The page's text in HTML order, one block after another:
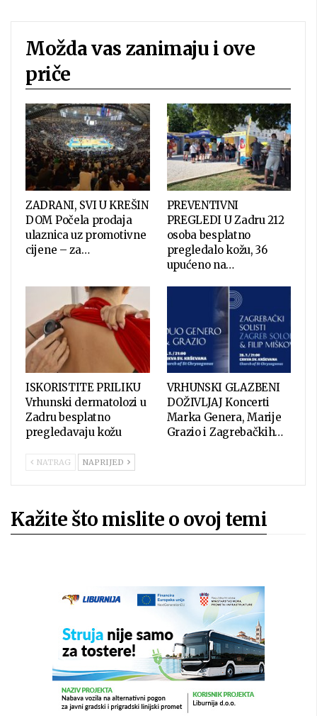
Možda vas zanimaju i ove
priče
ZADRANI, SVI U KREŠIN
DOM Počela prodaja
ulaznica uz promotivne
cijene – za…
PREVENTIVNI
PREGLEDI U Zadru 212
osoba besplatno
pregledalo kožu, 36
upućeno na…
ISKORISTITE PRILIKU
Vrhunski dermatolozi u
Zadru besplatno
pregledavaju kožu
VRHUNSKI GLAZBENI
DOŽIVLJAJ Koncerti
Marka Genera, Marije
Grazio i Zagrebačkih…
NATRAG NAPRIJED
Kažite što mislite o ovoj temi